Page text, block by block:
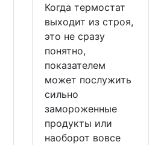
Когда термостат
выходит из строя,
это не сразу
понятно,
показателем
может послужить
сильно
замороженные
продукты или
наоборот вовсе